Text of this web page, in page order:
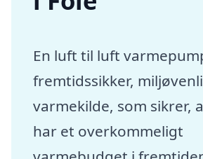
En luft til luft
fremtidssikker,
varmekilde, som sikrer,
har et overkommeligt